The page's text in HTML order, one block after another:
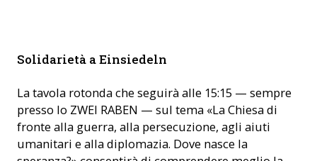
Solidarietà a Einsiedeln
La tavola rotonda che seguirà alle 15:15 — sempre
presso lo ZWEI RABEN — sul tema «La Chiesa di
fronte alla guerra, alla persecuzione, agli aiuti
umanitari e alla diplomazia. Dove nasce la
di Einsiedeln. (Foto: ACN)